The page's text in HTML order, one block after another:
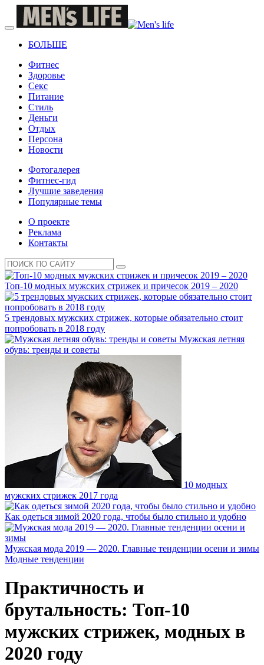
БОЛЬШЕ
Фитнес
Здоровье
Секс
Питание
Стиль
Деньги
Отдых
Персона
Новости
Фотогалерея
Фитнес-гид
Лучшие заведения
Популярные темы
О проекте
Реклама
Контакты
Топ-10 модных мужских стрижек и причесок 2019 – 2020
5 трендовых мужских стрижек, которые обязательно стоит
попробовать в 2018 году
Мужская летняя
обувь: тренды и советы
10 модных
мужских стрижек 2017 года
Как одеться зимой 2020 года, чтобы было стильно и удобно
Мужская мода 2019 — 2020. Главные тенденции осени и зимы
Модные тенденции
Практичность и
брутальность: Топ-10
мужских стрижек, модных в
2020 году